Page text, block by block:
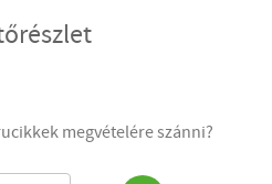
megvételére szánni?